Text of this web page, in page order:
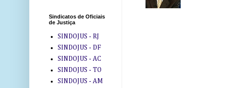
Sindicatos de Oficiais
de Justiça
SINDOJUS - RJ
SINDOJUS - DF
SINDOJUS - AC
SINDOJUS - TO
SINDOJUS - AM